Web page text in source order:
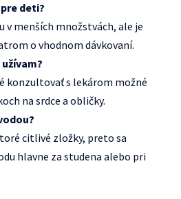
deti?
v menších množstvách, ale je
o vhodnom dávkovaní.
konzultovať s lekárom možné
na srdce a obličky.
citlivé zložky, preto sa
hlavne za studena alebo pri